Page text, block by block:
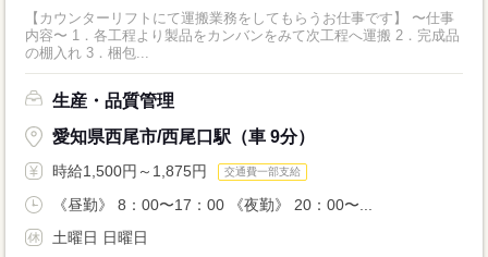
【カウンターリフトにて運搬業務をしてもらうお仕事です】 〜仕事
内容〜 1．各工程より製品をカンバンをみて次工程へ運搬 2．完成品
の棚入れ 3．梱包...
生産・品質管理
愛知県西尾市/西尾口駅（車 9分）
時給1,500円～1,875円 交通費一部支給
《昼勤》 8：00〜17：00 《夜勤》 20：00〜...
土曜日 日曜日